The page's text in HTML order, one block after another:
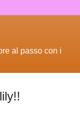
al passo con i